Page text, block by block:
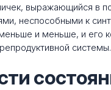
выражающийся в
неспособными к
и меньше, и его
системы.